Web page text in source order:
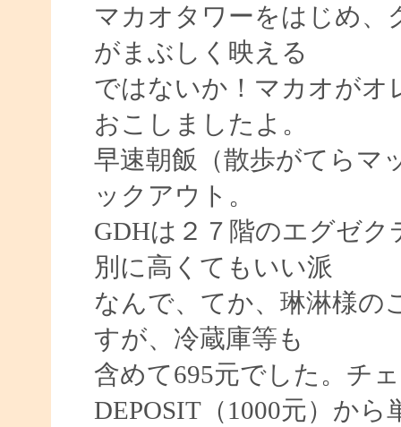
マカオタワーをはじめ、
がまぶしく映える
ではないか！マカオがオ
おこしましたよ。
早速朝飯（散歩がてらマ
ックアウト。
GDHは２７階のエグゼ
別に高くてもいい派
なんで、てか、琳淋様の
すが、冷蔵庫等も
含めて695元でした。チ
DEPOSIT（1000元）から